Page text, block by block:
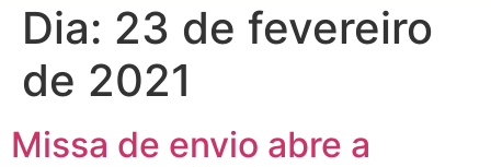
Dia: 23 de fevereiro
de 2021
Missa de envio abre a